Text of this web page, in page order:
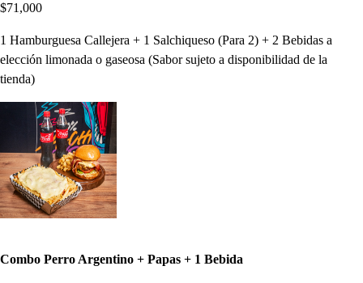
$71,000
1 Hamburguesa Callejera + 1 Salchiqueso (Para 2) + 2 Bebidas a
elección limonada o gaseosa (Sabor sujeto a disponibilidad de la
tienda)
Combo Perro Argentino + Papas + 1 Bebida